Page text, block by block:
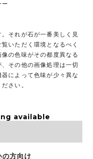
それが石が一番美しく見
いただく環境となるべく
の色味がその都度異なる
その他の画像処理は一切
によって色味が少々異な
さい。
available
の方向け